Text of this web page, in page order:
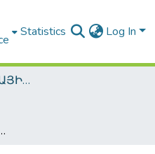
Statistics Log In
ՀԱՅԱՍՏԱՆԻ ԱԶԳԱՅԻՆ ԳՐԱԴԱՐԱՆԻ ԹՎԱՅԻՆ ՊԱՀՈՑ / DIGITAL REPOSITORY OF NLA
syriacia et armeniaca